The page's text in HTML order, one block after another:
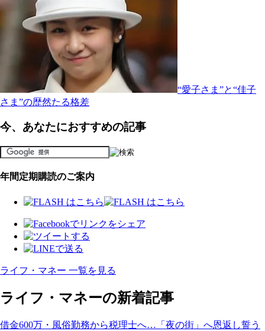
“愛子さま”と“佳子
さま”の歴然たる格差
今、あなたにおすすめの記事
年間定期購読のご案内
ライフ・マネー 一覧を見る
ライフ・マネーの新着記事
借金600万・風俗勤務から税理士へ…「夜の街」へ恩返し誓う